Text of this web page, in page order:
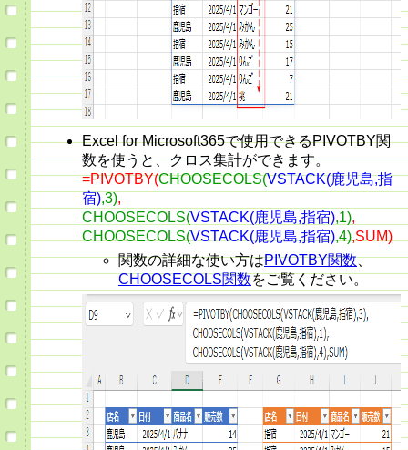
Excel for Microsoft365で使用できるPIVOTBY関
数を使うと、クロス集計ができます。
=PIVOTBY(CHOOSECOLS(VSTACK(鹿児島,指
宿),3),
CHOOSECOLS(VSTACK(鹿児島,指宿),1),
CHOOSECOLS(VSTACK(鹿児島,指宿),4),SUM)
関数の詳細な使い方はPIVOTBY関数、
CHOOSECOLS関数をご覧ください。